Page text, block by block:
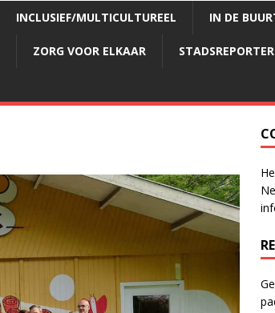
INCLUSIEF/MULTICULTUREEL IN DE
ZORG VOOR ELKAAR